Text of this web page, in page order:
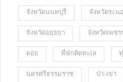
จังหวัดนนทบุรี จังหวัดระน
จังหวัดอยุธยา จังหวัดเพช
ดอย ที่พักติดทะเล
นครศรีธรรมราช ป่า-เขา